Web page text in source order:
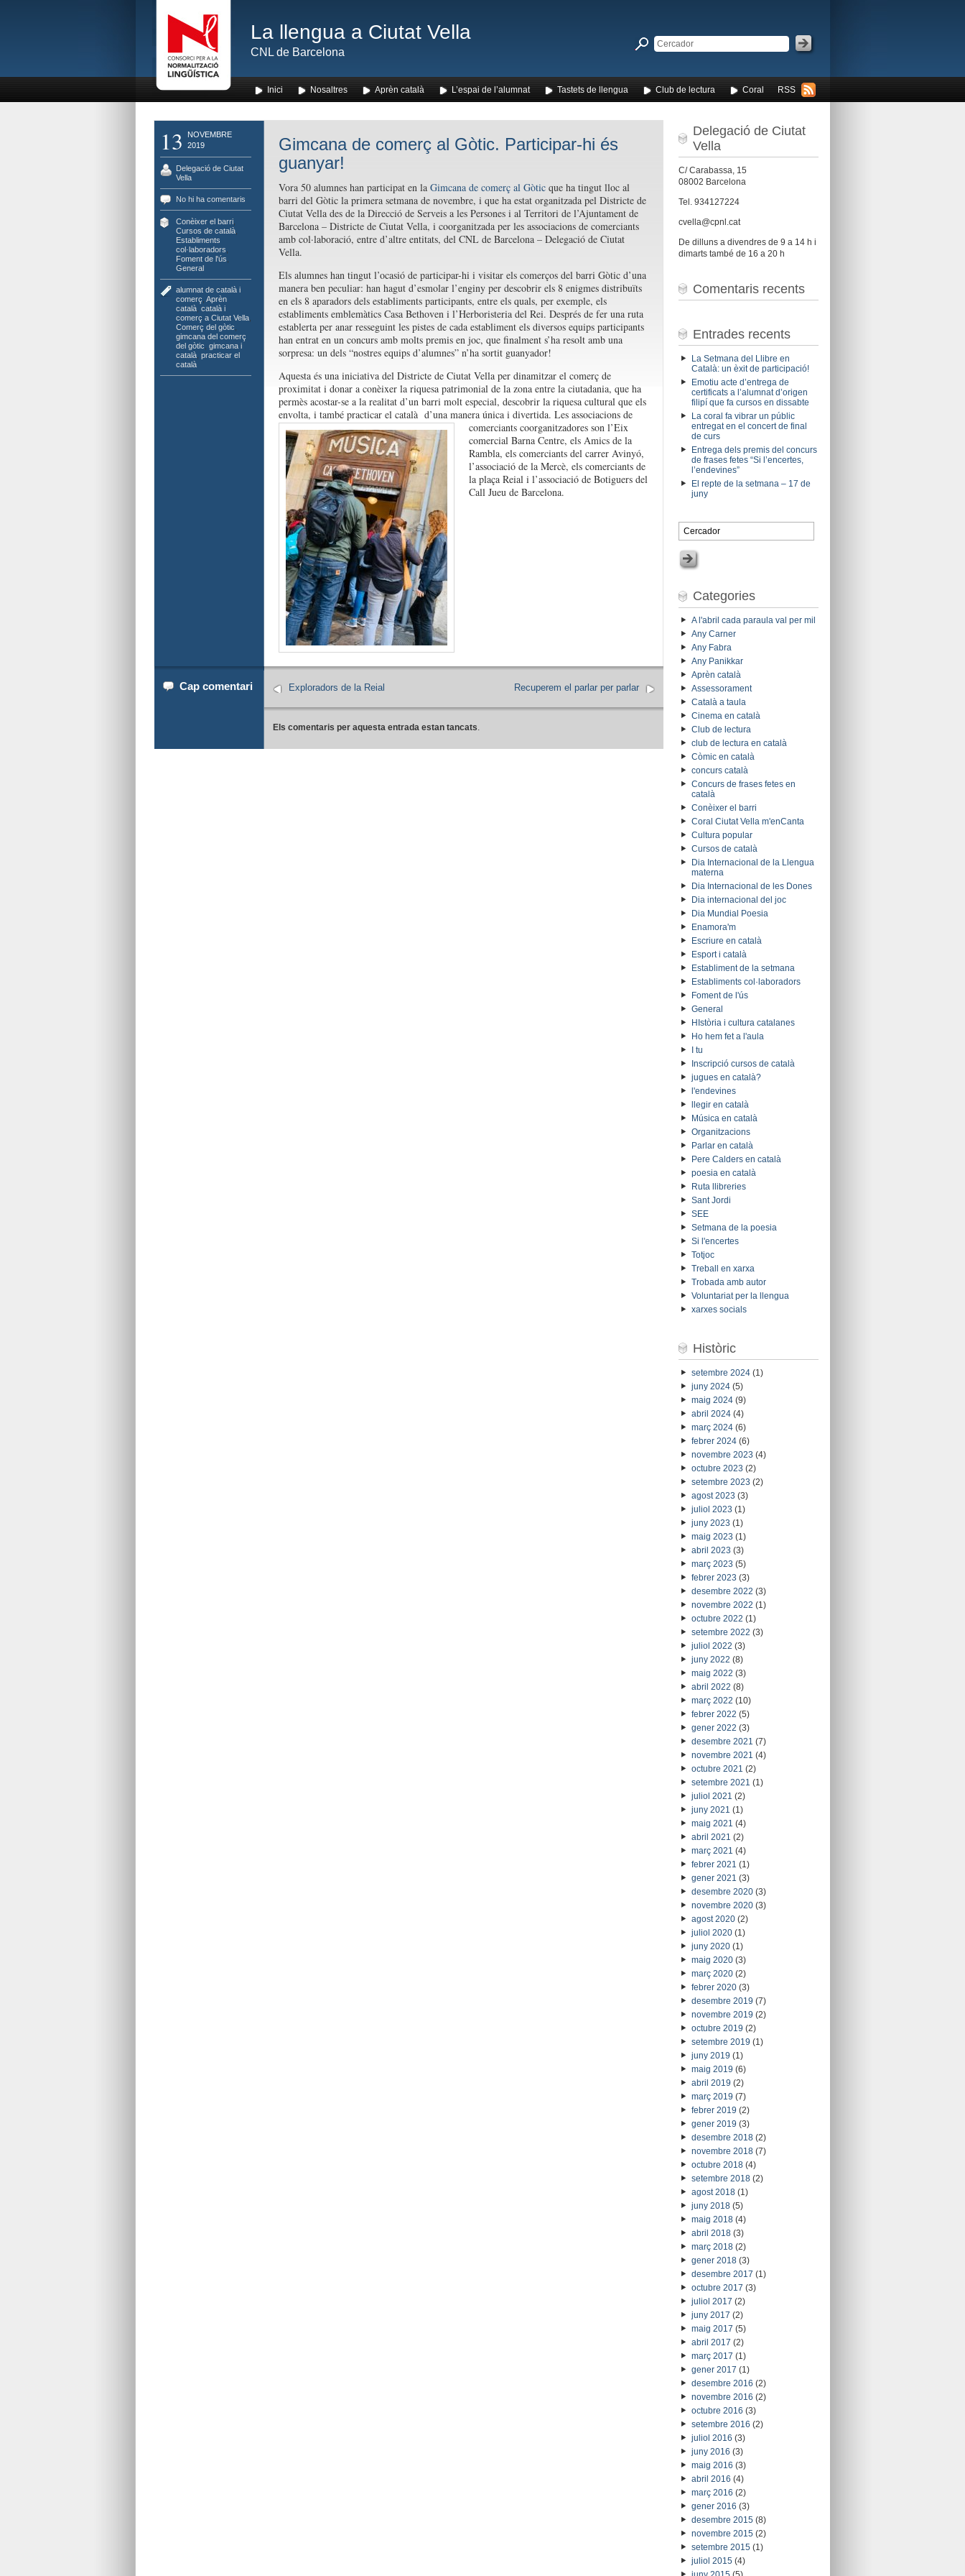
La llengua a Ciutat Vella
CNL de Barcelona
RSS
Inici Nosaltres Aprèn català L’espai de l’alumnat Tastets de llengua Club de lectura Coral
13
NOVEMBRE
2019
Delegació de Ciutat
Vella
No hi ha comentaris
Conèixer el barri,
Cursos de català,
Establiments
col·laboradors
Foment de l'ús
General
alumnat de català i
comerç Aprèn
català, català i
comerç a Ciutat Vella,
Comerç del gòtic
gimcana del comerç
del gòtic gimcana i
català, practicar el
català
Gimcana de comerç al Gòtic. Participar-hi és
guanyar!
Vora 50 alumnes han participat en la Gimcana de comerç al Gòticque ha tingut lloc al
barri del Gòtic la primera setmana de novembre, i que ha estat organitzada pel Districte de
Ciutat Vella des de la Direcció de Serveis a les Persones i al Territori de l’Ajuntament de
Barcelona – Districte de Ciutat Vella, i coorganitzada per les associacions de comerciants
amb col·laboració, entre d’altre entitats, del CNL de Barcelona – Delegació de Ciutat
Vella.
Els alumnes han tingut l’ocasió de participar-hi i visitar els comerços del barri Gòtic d’una
manera ben peculiar: han hagut d’esmolar l’enginy per descobrir els 8 enigmes distribuïts
en els 8 aparadors dels establiments participants, entre els quals, per exemple, els
establiments emblemàtics Casa Bethoven i l’Herboristeria del Rei. Després de fer una ruta
establerta per anar resseguint les pistes de cada establiment els diversos equips participants
han entrat en un concurs amb molts premis en joc, que finalment s’ha resolt amb una
sorpresa: un dels “nostres equips d’alumnes” n’ha sortit guanyador!
Aquesta és una iniciativa del Districte de Ciutat Vella per dinamitzar el comerç de
proximitat i donar a conèixer la riquesa patrimonial de la zona entre la ciutadania, que ha
permès acostar-se a la realitat d’un barri molt especial, descobrir la riquesa cultural que els
envolta, i també practicar el català d’una manera única i divertida. Les associacions de
comerciants coorganitzadores son l’Eix
comercial Barna Centre, els Amics de la
Rambla, els comerciants del carrer Avinyó,
l’associació de la Mercè, els comerciants de
la plaça Reial i l’associació de Botiguers del
Call Jueu de Barcelona.
Cap comentari Recuperem el parlar per parlar
Exploradors de la Reial
Els comentaris per aquesta entrada estan tancats.
Delegació de Ciutat
Vella
C/ Carabassa, 15
08002 Barcelona
Tel. 934127224
cvella@cpnl.cat
De dilluns a divendres de 9 a 14 h i
dimarts també de 16 a 20 h
Comentaris recents
Entrades recents
La Setmana del Llibre en
Català: un èxit de participació!
Emotiu acte d’entrega de
certificats a l’alumnat d’origen
filipí que fa cursos en dissabte
La coral fa vibrar un públic
entregat en el concert de final
de curs
Entrega dels premis del concurs
de frases fetes “Si l’encertes,
l’endevines”
El repte de la setmana – 17 de
juny
Categories
A l'abril cada paraula val per mil
Any Carner
Any Fabra
Any Panikkar
Aprèn català
Assessorament
Català a taula
Cinema en català
Club de lectura
club de lectura en català
Còmic en català
concurs català
Concurs de frases fetes en
català
Conèixer el barri
Coral Ciutat Vella m'enCanta
Cultura popular
Cursos de català
Dia Internacional de la Llengua
materna
Dia Internacional de les Dones
Dia internacional del joc
Dia Mundial Poesia
Enamora'm
Escriure en català
Esport i català
Establiment de la setmana
Establiments col·laboradors
Foment de l'ús
General
HIstòria i cultura catalanes
Ho hem fet a l'aula
I tu
Inscripció cursos de català
jugues en català?
l'endevines
llegir en català
Música en català
Organitzacions
Parlar en català
Pere Calders en català
poesia en català
Ruta llibreries
Sant Jordi
SEE
Setmana de la poesia
Si l'encertes
Totjoc
Treball en xarxa
Trobada amb autor
Voluntariat per la llengua
xarxes socials
Històric
setembre 2024(1)
juny 2024(5)
maig 2024(9)
abril 2024(4)
març 2024(6)
febrer 2024(6)
novembre 2023 (4)
octubre 2023 (2)
setembre 2023 (2)
agost 2023 (3)
juliol 2023 (1)
juny 2023 (1)
maig 2023 (1)
abril 2023 (3)
març 2023 (5)
febrer 2023 (3)
desembre 2022 (3)
novembre 2022 (1)
octubre 2022 (1)
setembre 2022 (3)
juliol 2022 (3)
juny 2022 (8)
maig 2022 (3)
abril 2022 (8)
març 2022 (10)
febrer 2022 (5)
gener 2022 (3)
desembre 2021 (7)
novembre 2021 (4)
octubre 2021 (2)
setembre 2021 (1)
juliol 2021 (2)
juny 2021 (1)
maig 2021 (4)
abril 2021 (2)
març 2021 (4)
febrer 2021 (1)
gener 2021 (3)
desembre 2020(3)
novembre 2020(3)
agost 2020(2)
juliol 2020(1)
juny 2020(1)
maig 2020(3)
març 2020(2)
febrer 2020(3)
desembre 2019 (7)
novembre 2019 (2)
octubre 2019 (2)
setembre 2019 (1)
juny 2019 (1)
maig 2019 (6)
abril 2019 (2)
març 2019 (7)
febrer 2019 (2)
gener 2019 (3)
desembre 2018(2)
novembre 2018(7)
octubre 2018(4)
setembre 2018(2)
agost 2018(1)
juny 2018(5)
maig 2018(4)
abril 2018(3)
març 2018(2)
gener 2018(3)
desembre 2017 (1)
octubre 2017 (3)
juliol 2017 (2)
juny 2017 (2)
maig 2017 (5)
abril 2017 (2)
març 2017 (1)
gener 2017 (1)
desembre 2016 (2)
novembre 2016 (2)
octubre 2016 (3)
setembre 2016 (2)
juliol 2016 (3)
juny 2016 (3)
maig 2016 (3)
abril 2016 (4)
març 2016 (2)
gener 2016 (3)
desembre 2015(8)
novembre 2015(2)
setembre 2015(1)
juliol 2015(4)